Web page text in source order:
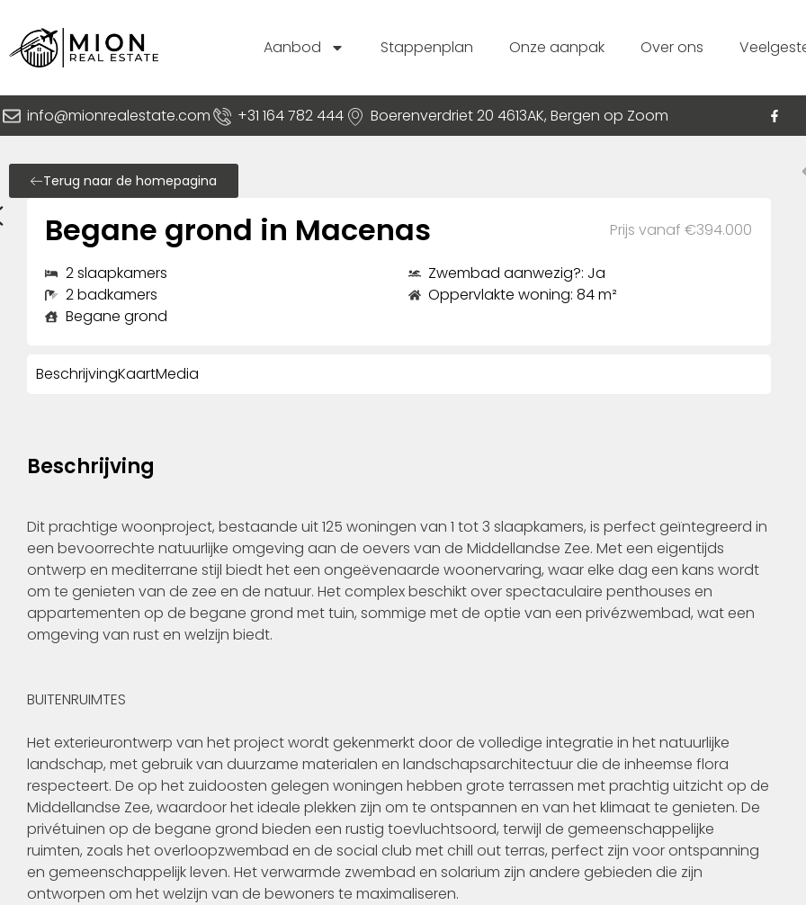
Aanbod Stappenplan Onze aanpak Over ons
info@mionrealestate.com +31 164 782 444 Boerenverdriet 20 4613AK, Bergen op Zoom
Terug naar de homepagina
Begane grond in Macenas Prijs vanaf €394.000
2 slaapkamers
2 badkamers
Begane grond
Zwembad aanwezig?: Ja
Oppervlakte woning: 84 m²
BeschrijvingKaartMedia
Beschrijving
Dit prachtige woonproject, bestaande uit 125 woningen van 1 tot 3 slaapkamers, is perfect geïntegreerd in
een bevoorrechte natuurlijke omgeving aan de oevers van de Middellandse Zee. Met een eigentijds
ontwerp en mediterrane stijl biedt het een ongeëvenaarde woonervaring, waar elke dag een kans wordt
om te genieten van de zee en de natuur. Het complex beschikt over spectaculaire penthouses en
appartementen op de begane grond met tuin, sommige met de optie van een privézwembad, wat een
omgeving van rust en welzijn biedt.
BUITENRUIMTES
Het exterieurontwerp van het project wordt gekenmerkt door de volledige integratie in het natuurlijke
landschap, met gebruik van duurzame materialen en landschapsarchitectuur die de inheemse flora
respecteert. De op het zuidoosten gelegen woningen hebben grote terrassen met prachtig uitzicht op de
Middellandse Zee, waardoor het ideale plekken zijn om te ontspannen en van het klimaat te genieten. De
privétuinen op de begane grond bieden een rustig toevluchtsoord, terwijl de gemeenschappelijke
ruimten, zoals het overloopzwembad en de social club met chill out terras, perfect zijn voor ontspanning
en gemeenschappelijk leven. Het verwarmde zwembad en solarium zijn andere gebieden die zijn
ontworpen om het welzijn van de bewoners te maximaliseren.